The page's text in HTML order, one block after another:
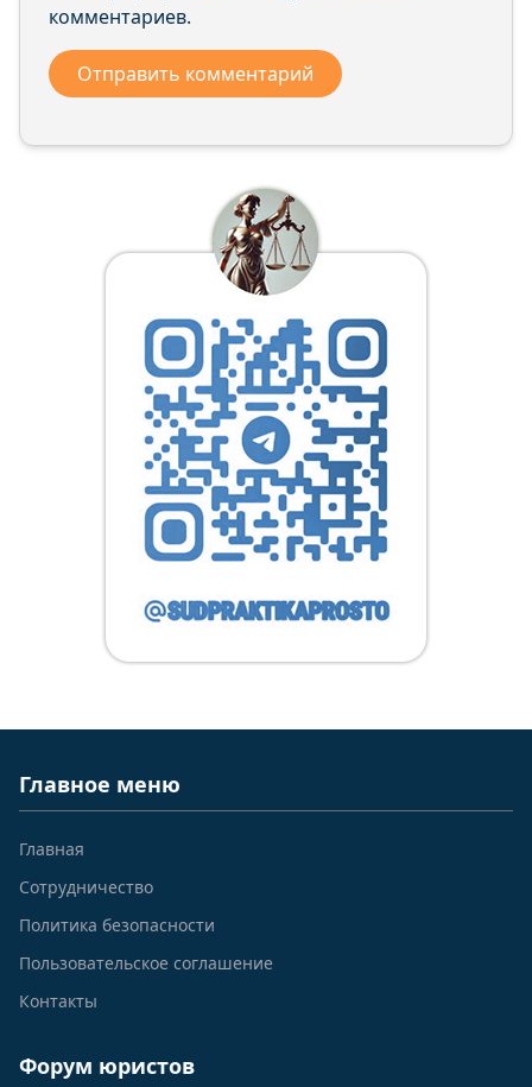
комментариев.
Главное меню
Главная
Сотрудничество
Политика безопасности
Пользовательское соглашение
Контакты
Форум юристов